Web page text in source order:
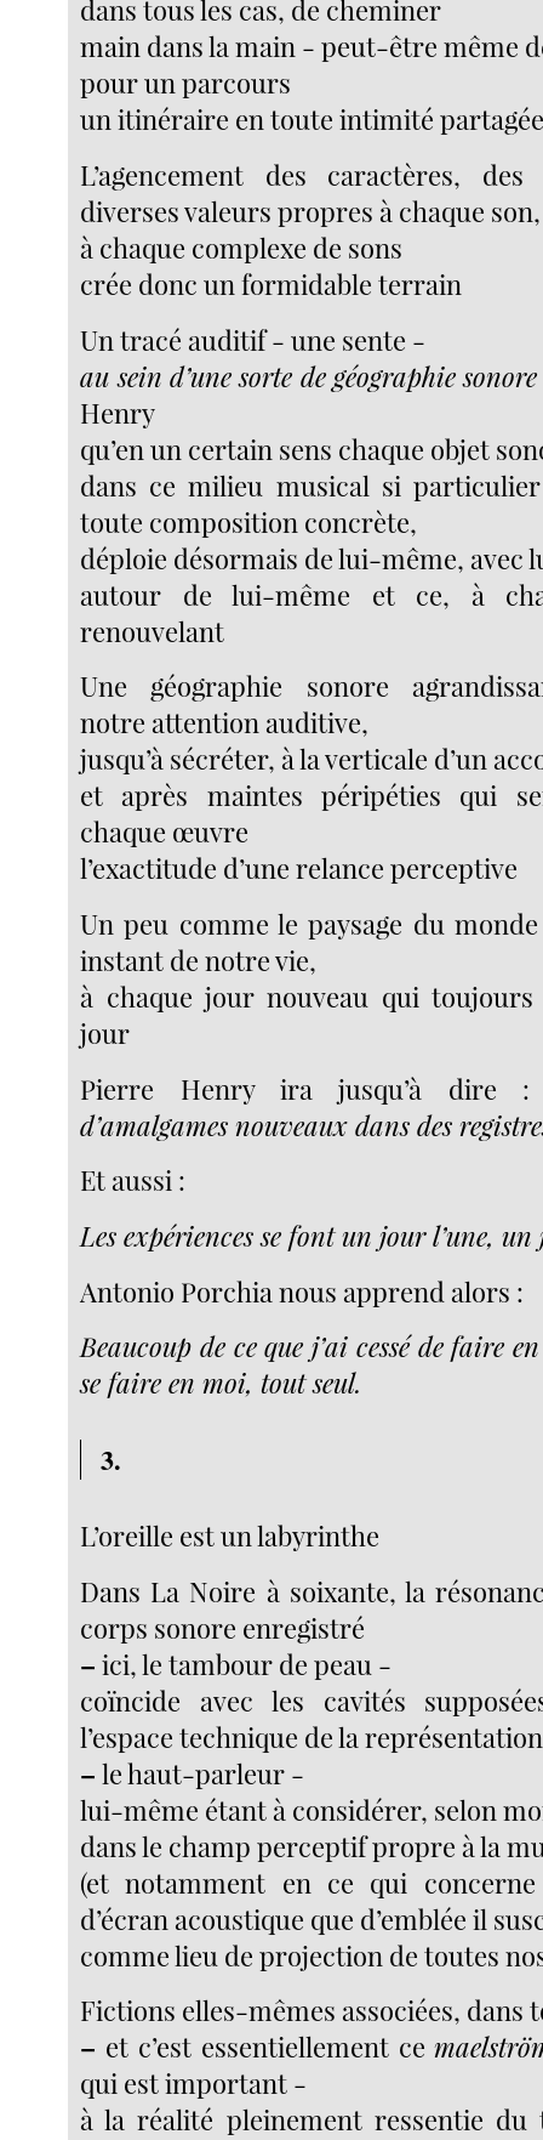
dans tous les cas, de cheminer
main dans la main - peut-être même
pour un parcours
un itinéraire en toute intimité
L’agencement des caractères,
diverses valeurs propres à chaque son,
à chaque complexe de sons
crée donc un formidable terrain
Un tracé auditif - une sente -
au sein d’une sorte de géographie sonore
Henry
qu’en un certain sens chaque objet
dans ce milieu musical si
toute composition concrète,
déploie désormais de lui-même, avec
autour de lui-même et ce, à
renouvelant
Une géographie sonore
notre attention auditive,
jusqu’à sécréter, à la verticale d’un
et après maintes péripéties qui
chaque œuvre
l’exactitude d’une relance perceptive
Un peu comme le paysage du
instant de notre vie,
à chaque jour nouveau qui
jour
Pierre Henry ira jusqu’à dire
d’amalgames nouveaux dans des
Et aussi :
Les expériences se font un jour l’une,
Antonio Porchia nous apprend alors :
Beaucoup de ce que j’ai cessé de faire
se faire en moi, tout seul.
3.
L’oreille est un labyrinthe
Dans La Noire à soixante, la
corps sonore enregistré
– ici, le tambour de peau -
coïncide avec les cavités
l’espace technique de la représentation
– le haut-parleur -
lui-même étant à considérer, selon
dans le champ perceptif propre à la
(et notamment en ce qui concerne
d’écran acoustique que d’emblée il
comme lieu de projection de toutes
Fictions elles-mêmes associées, dans
– et c’est essentiellement ce
qui est important -
à la réalité pleinement ressentie du